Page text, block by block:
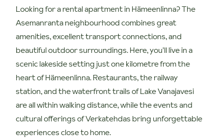
Looking for a rental apartment in Hämeenlinna? The
Asemanranta neighbourhood combines great
amenities, excellent transport connections, and
beautiful outdoor surroundings. Here, you'll live in a
scenic lakeside setting just one kilometre from the
heart of Hämeenlinna. Restaurants, the railway
station, and the waterfront trails of Lake Vanajavesi
are all within walking distance, while the events and
cultural offerings of Verkatehdas bring unforgettable
experiences close to home.